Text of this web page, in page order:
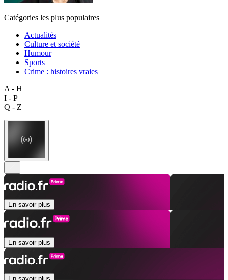
Catégories les plus populaires
Actualités
Culture et société
Humour
Sports
Crime : histoires vraies
A - H
I - P
Q - Z
En savoir plus
En savoir plus